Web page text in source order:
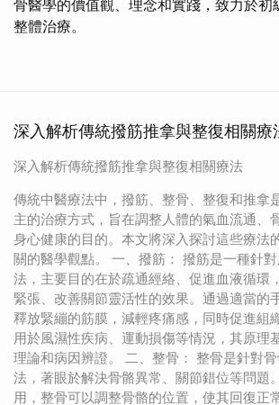
骨醫學的價值觀、理念和實踐，致力於初
整體治療。
深入解析傳統撥筋推拿與整復相關療
深入解析傳統撥筋推拿與整復相關療法
傳統中醫療法中，撥筋、整骨、整復和推拿
主的治療方式，旨在調整人體的氣血流通、
身心健康的目的。本文將深入探討這些療法
關的醫學觀點。 一、撥筋： 撥筋是一種針
法，主要目的在於疏通經絡、促進血液循環
緊張、改善關節靈活性的效果。通過適當的
釋放緊繃的筋膜，減輕疼痛感，同時促進組
用於風濕性疾病、運動損傷等情況，其原理
理論和病因辨證。 二、整骨： 整骨是針對
法，著眼於解決骨骼異常、關節錯位等問題
用，整骨可以調整骨骼的位置，使其回復正